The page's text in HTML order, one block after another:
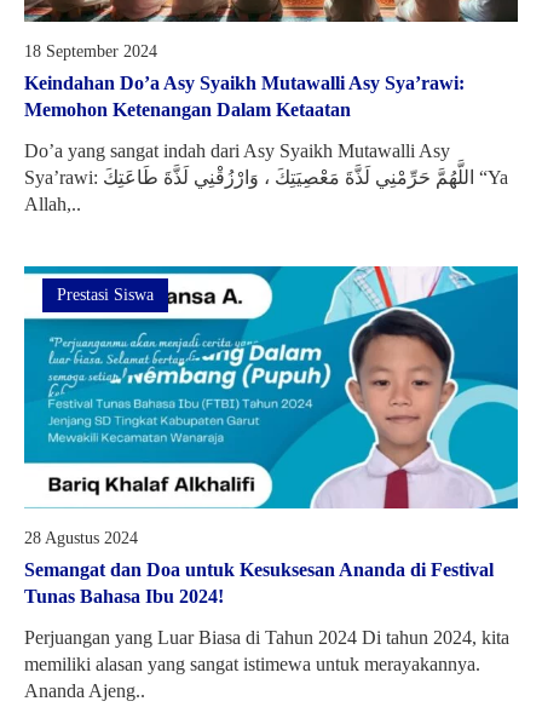
18 September 2024
Keindahan Do’a Asy Syaikh Mutawalli Asy Sya’rawi:
Memohon Ketenangan Dalam Ketaatan
Do’a yang sangat indah dari Asy Syaikh Mutawalli Asy
Sya’rawi: اللَّهُمَّ حَرِّمْنِي لَذَّةَ مَعْصِیَتِكَ ، وَارْزُقْنِي لَذَّةَ طَاعَتِكَ “Ya
Allah,..
Prestasi Siswa
28 Agustus 2024
Semangat dan Doa untuk Kesuksesan Ananda di Festival
Tunas Bahasa Ibu 2024!
Perjuangan yang Luar Biasa di Tahun 2024 Di tahun 2024, kita
memiliki alasan yang sangat istimewa untuk merayakannya.
Ananda Ajeng..